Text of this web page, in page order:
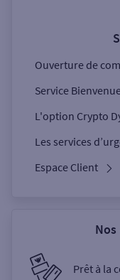
Ouverture de
Service
L'option Crypto
Les services
Espace Client
Prêt à la